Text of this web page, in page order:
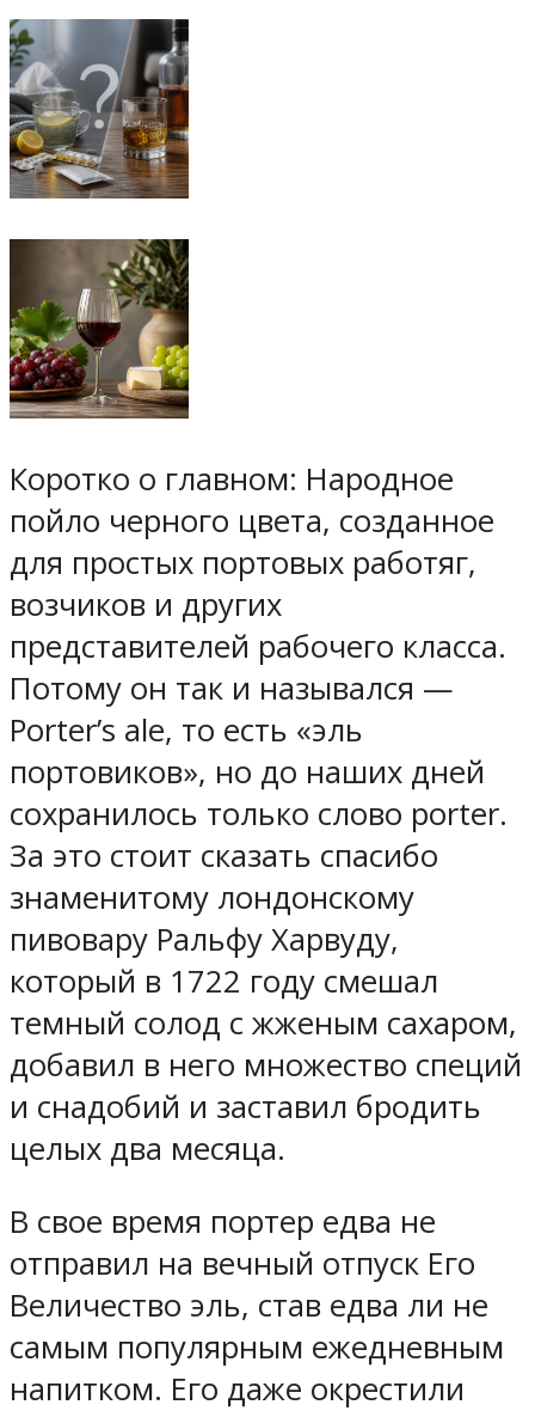
Коротко о главном: Народное
пойло черного цвета, созданное
для простых портовых работяг,
возчиков и других
представителей рабочего класса.
Потому он так и назывался —
Porter’s ale, то есть «эль
портовиков», но до наших дней
сохранилось только слово porter.
За это стоит сказать спасибо
знаменитому лондонскому
пивовару Ральфу Харвуду,
который в 1722 году смешал
темный солод с жженым сахаром,
добавил в него множество специй
и снадобий и заставил бродить
целых два месяца.
В свое время портер едва не
отправил на вечный отпуск Его
Величество эль, став едва ли не
самым популярным ежедневным
напитком. Его даже окрестили